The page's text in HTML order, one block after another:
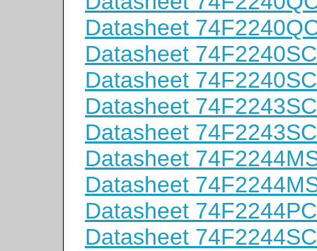
Datasheet
Datasheet 74F2240SC
Datasheet
Datasheet 74F2243SC
Datasheet
Datasheet
Datasheet
Datasheet 74F2244PC
Datasheet 74F2244SC